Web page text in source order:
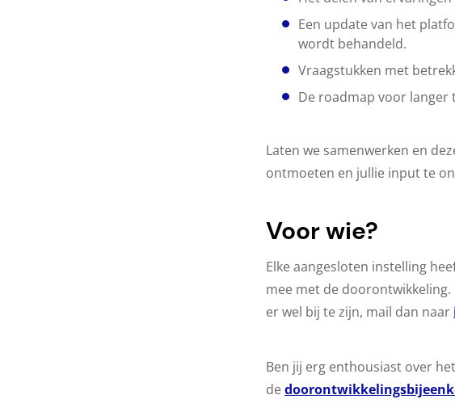
Een update van het
wordt behandeld.
Vraagstukken met
De roadmap voor
Laten we samenwerken en
ontmoeten en jullie input te
Voor wie?
Elke aangesloten instelling
mee met de
er wel bij te zijn, mail dan naar
Ben jij erg enthousiast over
de